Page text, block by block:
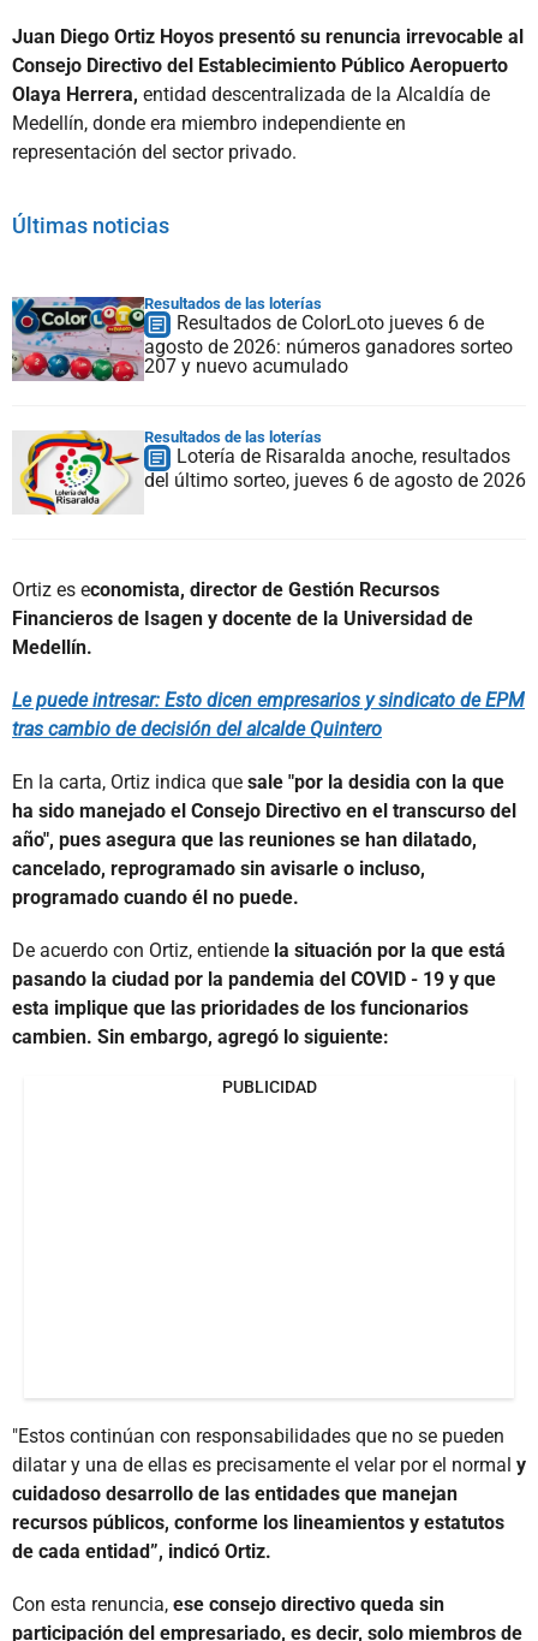
Juan Diego Ortiz Hoyos presentó su renuncia irrevocable al
Consejo Directivo del Establecimiento Público Aeropuerto
Olaya Herrera, entidad descentralizada de la Alcaldía de
Medellín, donde era miembro independiente en
representación del sector privado.
Últimas noticias
Resultados de las loterías
Resultados de ColorLoto jueves 6 de
agosto de 2026: números ganadores sorteo
207 y nuevo acumulado
Resultados de las loterías
Lotería de Risaralda anoche, resultados
del último sorteo, jueves 6 de agosto de 2026
Ortiz es economista, director de Gestión Recursos
Financieros de Isagen y docente de la Universidad de
Medellín.
Le puede intresar: Esto dicen empresarios y sindicato de EPM
tras cambio de decisión del alcalde Quintero
En la carta, Ortiz indica que sale "por la desidia con la que
ha sido manejado el Consejo Directivo en el transcurso del
año", pues asegura que las reuniones se han dilatado,
cancelado, reprogramado sin avisarle o incluso,
programado cuando él no puede.
De acuerdo con Ortiz, entiende la situación por la que está
pasando la ciudad por la pandemia del COVID - 19 y que
esta implique que las prioridades de los funcionarios
cambien. Sin embargo, agregó lo siguiente:
PUBLICIDAD
"Estos continúan con responsabilidades que no se pueden
dilatar y una de ellas es precisamente el velar por el normal y
cuidadoso desarrollo de las entidades que manejan
recursos públicos, conforme los lineamientos y estatutos
de cada entidad”, indicó Ortiz.
Con esta renuncia, ese consejo directivo queda sin
participación del empresariado, es decir, solo miembros de